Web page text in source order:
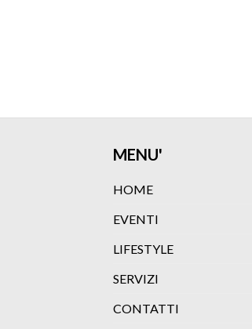
MENU'
HOME
EVENTI
LIFESTYLE
SERVIZI
CONTATTI